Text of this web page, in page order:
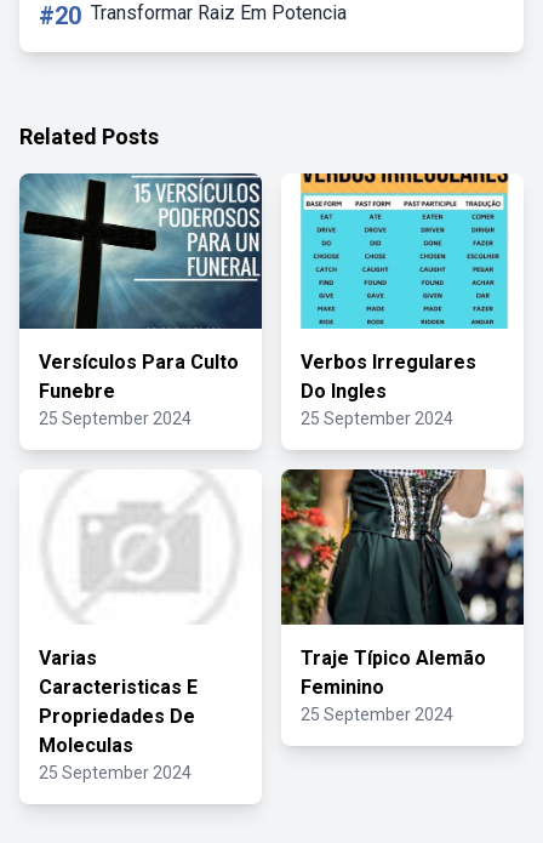
#20 Transformar Raiz Em Potencia
Related Posts
Versículos Para Culto
Funebre
25 September 2024
Verbos Irregulares
Do Ingles
25 September 2024
Varias
Caracteristicas E
Propriedades De
Moleculas
25 September 2024
Traje Típico Alemão
Feminino
25 September 2024